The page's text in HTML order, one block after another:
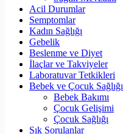
Acil Durumlar
Semptomlar
Kadın Sağlığı
Gebelik
Beslenme ve Diyet
İlaçlar ve Takviyeler
Laboratuvar Tetkikleri
Bebek ve Çocuk Sağlığı
Bebek Bakımı
Çocuk Gelişimi
Çocuk Sağlığı
Sık Sorulanlar